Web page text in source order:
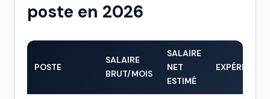
poste en 2026
POSTE
SALAIRE
BRUT/MOIS
SALAIRE
NET
ESTIMÉ
EXPÉRIENCE